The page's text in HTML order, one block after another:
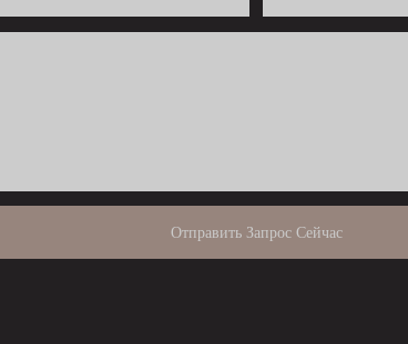
Отправить Запрос Сейчас